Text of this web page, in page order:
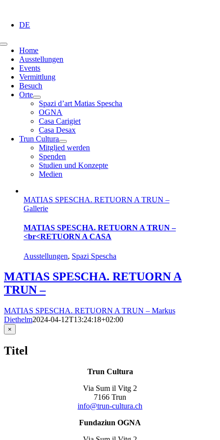
springen
DE
Toggle
Navigation
Home
Ausstellungen
Events
Vermittlung
Besuch
Orte
Spazi d’art Matias Spescha
OGNA
Casa Carigiet
Casa Desax
Trun Cultura
Mitglied werden
Spenden
Studien und Konzepte
Medien
MATIAS SPESCHA. RETUORN A TRUN –
Gallerie
MATIAS SPESCHA. RETUORN A TRUN –
<br<RETUORN A CASA
Ausstellungen, Spazi Spescha
MATIAS SPESCHA. RETUORN A
TRUN –
MATIAS SPESCHA. RETUORN A TRUN – Markus
Diethelm2024-04-12T13:24:18+02:00
Close
product
view
×
Titel
Trun Cultura
Via Sum il Vitg 2
7166 Trun
info@trun-cultura.ch
Fundaziun OGNA